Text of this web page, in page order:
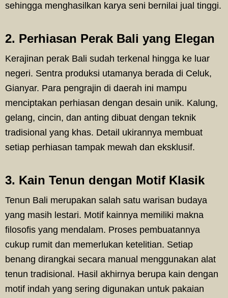
sehingga menghasilkan karya seni bernilai jual tinggi.
2. Perhiasan Perak Bali yang Elegan
Kerajinan perak Bali sudah terkenal hingga ke luar
negeri. Sentra produksi utamanya berada di Celuk,
Gianyar. Para pengrajin di daerah ini mampu
menciptakan perhiasan dengan desain unik. Kalung,
gelang, cincin, dan anting dibuat dengan teknik
tradisional yang khas. Detail ukirannya membuat
setiap perhiasan tampak mewah dan eksklusif.
3. Kain Tenun dengan Motif Klasik
Tenun Bali merupakan salah satu warisan budaya
yang masih lestari. Motif kainnya memiliki makna
filosofis yang mendalam. Proses pembuatannya
cukup rumit dan memerlukan ketelitian. Setiap
benang dirangkai secara manual menggunakan alat
tenun tradisional. Hasil akhirnya berupa kain dengan
motif indah yang sering digunakan untuk pakaian